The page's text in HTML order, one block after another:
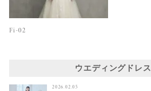
Fi-02
ウエディングドレス
2026.02.05